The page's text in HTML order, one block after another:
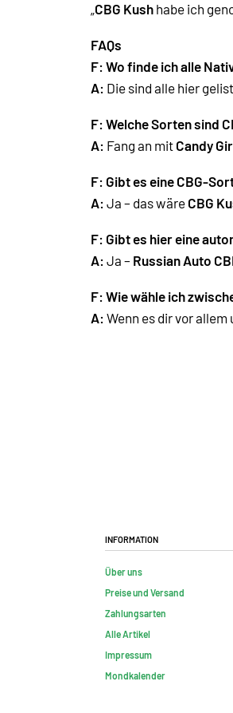
„CBG Kush habe ich
FAQs
F: Wo finde ich alle
A: Die sind alle hier
F: Welche Sorten sind
A: Fang an mit Candy
F: Gibt es eine CBG-
A: Ja – das wäre CBG
F: Gibt es hier eine
A: Ja – Russian Auto
F: Wie wähle ich
A: Wenn es dir vor allem
Information
Über uns
Preise und Versand
Zahlungsarten
Alle Artikel
Impressum
Mondkalender